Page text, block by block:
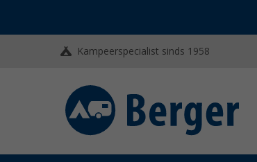
Kampeerspecialist sinds 1958